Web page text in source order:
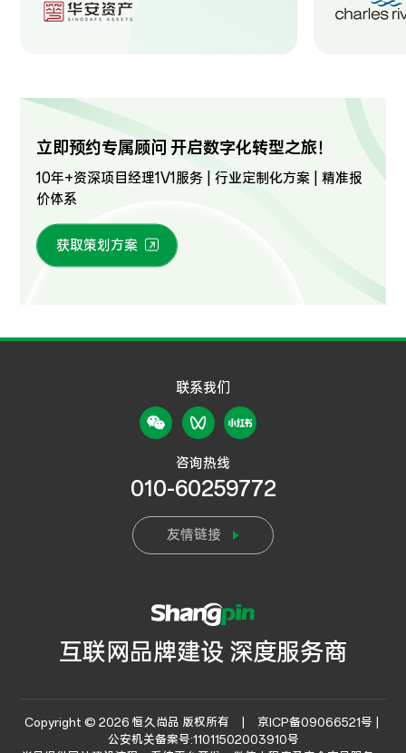
立即预约专属顾问 开启数字化转型之旅！
10年+资深项目经理1V1服务 | 行业定制化方案 | 精准报
价体系
获取策划方案
联系我们
咨询热线
010-60259772
友情链接
互联网品牌建设 深度服务商
Copyright © 2026 恒久尚品 版权所有 | 京ICP备09066521号 |
公安机关备案号:11011502003910号